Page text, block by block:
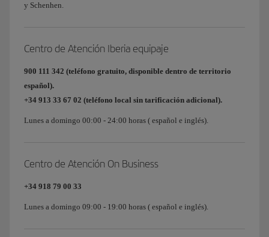
y Schenhen.
Centro de Atención Iberia equipaje
900 111 342 (teléfono gratuito, disponible dentro de territorio
español).
+34 913 33 67 02 (teléfono local sin tarificación adicional).
Lunes a domingo 00:00 - 24:00 horas ( español e inglés).
Centro de Atención On Business
+34 918 79 00 33
Lunes a domingo 09:00 - 19:00 horas ( español e inglés).